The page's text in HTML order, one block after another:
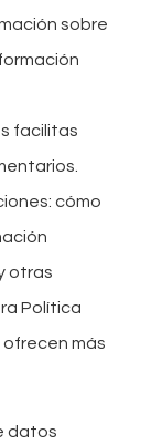
sobre
facilitas
cómo
otras
Política
ofrecen más
datos